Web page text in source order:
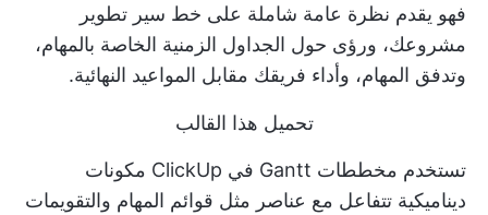
فهو يقدم نظرة عامة شاملة على خط سير تطوير
مشروعك، ورؤى حول الجداول الزمنية الخاصة بالمهام،
وتدفق المهام، وأداء فريقك مقابل المواعيد النهائية.
تحميل هذا القالب
تستخدم مخططات Gantt في ClickUp مكونات
ديناميكية تتفاعل مع عناصر مثل قوائم المهام والتقويمات